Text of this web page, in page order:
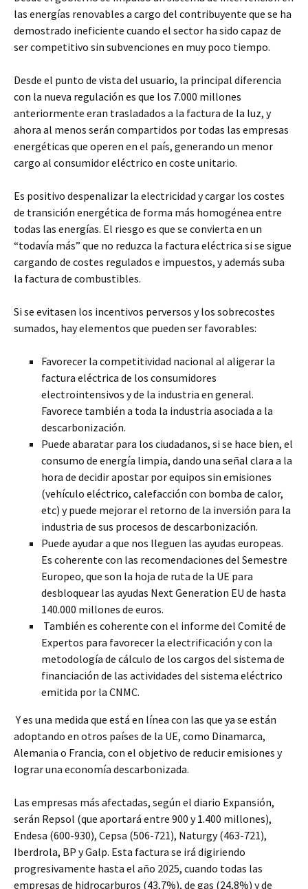
las energías renovables a cargo del contribuyente que se ha
demostrado ineficiente cuando el sector ha sido capaz de
ser competitivo sin subvenciones en muy poco tiempo.
Desde el punto de vista del usuario, la principal diferencia
con la nueva regulación es que los 7.000 millones
anteriormente eran trasladados a la factura de la luz, y
ahora al menos serán compartidos por todas las empresas
energéticas que operen en el país, generando un menor
cargo al consumidor eléctrico en coste unitario.
Es positivo despenalizar la electricidad y cargar los costes
de transición energética de forma más homogénea entre
todas las energías. El riesgo es que se convierta en un
“todavía más” que no reduzca la factura eléctrica si se sigue
cargando de costes regulados e impuestos, y además suba
la factura de combustibles.
Si se evitasen los incentivos perversos y los sobrecostes
sumados, hay elementos que pueden ser favorables:
Favorecer la competitividad nacional al aligerar la
factura eléctrica de los consumidores
electrointensivos y de la industria en general.
Favorece también a toda la industria asociada a la
descarbonización.
Puede abaratar para los ciudadanos, si se hace bien, el
consumo de energía limpia, dando una señal clara a la
hora de decidir apostar por equipos sin emisiones
(vehículo eléctrico, calefacción con bomba de calor,
etc) y puede mejorar el retorno de la inversión para la
industria de sus procesos de descarbonización.
Puede ayudar a que nos lleguen las ayudas europeas.
Es coherente con las recomendaciones del Semestre
Europeo, que son la hoja de ruta de la UE para
desbloquear las ayudas Next Generation EU de hasta
140.000 millones de euros.
También es coherente con el informe del Comité de
Expertos para favorecer la electrificación y con la
metodología de cálculo de los cargos del sistema de
financiación de las actividades del sistema eléctrico
emitida por la CNMC.
Y es una medida que está en línea con las que ya se están
adoptando en otros países de la UE, como Dinamarca,
Alemania o Francia, con el objetivo de reducir emisiones y
lograr una economía descarbonizada.
Las empresas más afectadas, según el diario Expansión,
serán Repsol (que aportará entre 900 y 1.400 millones),
Endesa (600-930), Cepsa (506-721), Naturgy (463-721),
Iberdrola, BP y Galp. Esta factura se irá digiriendo
progresivamente hasta el año 2025, cuando todas las
empresas de hidrocarburos (43,7%), de gas (24,8%) y de